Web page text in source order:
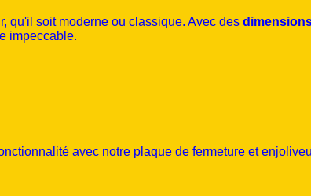
qu'il soit moderne ou classique. Avec des
impeccable.
avec notre plaque de fermeture et